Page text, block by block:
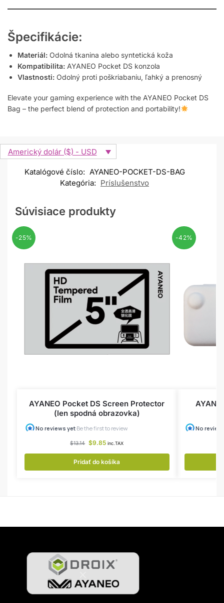
Špecifikácie:
Materiál: Odolná tkanina alebo syntetická koža
Kompatibilita: AYANEO Pocket DS konzola
Vlastnosti: Odolný proti poškriabaniu, ľahký a prenosný
Elevate your gaming experience with the AYANEO Pocket DS
Bag – the perfect blend of protection and portability!
Americký dolár ($) - USD
Katalógové číslo: AYANEO-POCKET-DS-BAG
Kategória: Príslušenstvo
Súvisiace produkty
-25%
AYANEO Pocket DS Screen Protector
(len spodná obrazovka)
$13.14 $9.85 inc.TAX
Pridať do košíka
-42%